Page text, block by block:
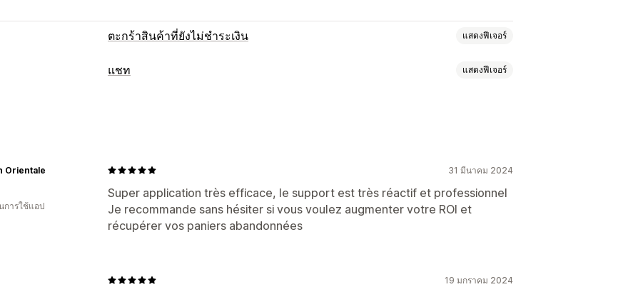
ตะกร้าสินค้าที่ยังไม่ชำระเงิน แสดงฟีเจอร์
การกู้คืนตะกร้าสินค้า
ข้อเสนอที่มีเวลาจำกัด
ตัวเลือกการแสดงผล
การสร้างแบรนด์ที่กำหนดเอง เครื่องมือสร้างป๊อปอัพ
แชท แสดงฟีเจอร์
การตอบกลับอัตโนมัติ
การกู้คืนตะกร้าสินค้า การตรวจสอบ COD
31 มีนาคม 2024
Super application très efficace, le support est très réactif et professionnel
Je recommande sans hésiter si vous voulez augmenter votre ROI et
récupérer vos paniers abandonnées
Orientale
การใช้แอป
19 มกราคม 2024